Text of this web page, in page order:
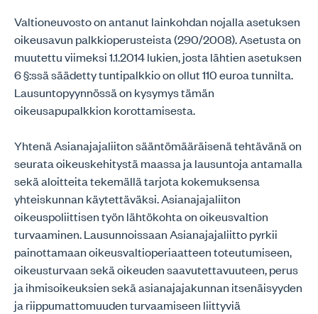
Valtioneuvosto on antanut lainkohdan nojalla asetuksen
oikeusavun palkkioperusteista (290/2008). Asetusta on
muutettu viimeksi 1.1.2014 lukien, josta lähtien asetuksen
6 §:ssä säädetty tuntipalkkio on ollut 110 euroa tunnilta.
Lausuntopyynnössä on kysymys tämän
oikeusapupalkkion korottamisesta.
Yhtenä Asianajajaliiton sääntömääräisenä tehtävänä on
seurata oikeuskehitystä maassa ja lausuntoja antamalla
sekä aloitteita tekemällä tarjota kokemuksensa
yhteiskunnan käytettäväksi. Asianajajaliiton
oikeuspoliittisen työn lähtökohta on oikeusvaltion
turvaaminen. Lausunnoissaan Asianajajaliitto pyrkii
painottamaan oikeusvaltioperiaatteen toteutumiseen,
oikeusturvaan sekä oikeuden saavutettavuuteen, perus
ja ihmisoikeuksien sekä asianajajakunnan itsenäisyyden
ja riippumattomuuden turvaamiseen liittyviä